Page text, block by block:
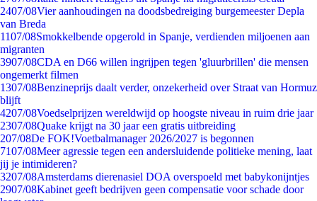
2407/08Vier aanhoudingen na doodsbedreiging burgemeester Depla
van Breda
1107/08Smokkelbende opgerold in Spanje, verdienden miljoenen aan
migranten
3907/08CDA en D66 willen ingrijpen tegen 'gluurbrillen' die mensen
ongemerkt filmen
1307/08Benzineprijs daalt verder, onzekerheid over Straat van Hormuz
blijft
4207/08Voedselprijzen wereldwijd op hoogste niveau in ruim drie jaar
2307/08Quake krijgt na 30 jaar een gratis uitbreiding
207/08De FOK!Voetbalmanager 2026/2027 is begonnen
7107/08Meer agressie tegen een andersluidende politieke mening, laat
jij je intimideren?
3207/08Amsterdams dierenasiel DOA overspoeld met babykonijntjes
2907/08Kabinet geeft bedrijven geen compensatie voor schade door